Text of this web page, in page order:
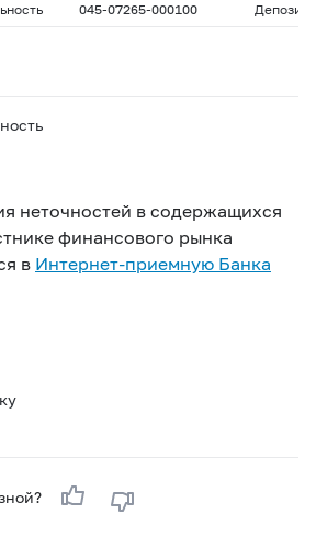
045-07265-000100
неточностей в содержащихся
финансового рынка
в Интернет-приемную Банка